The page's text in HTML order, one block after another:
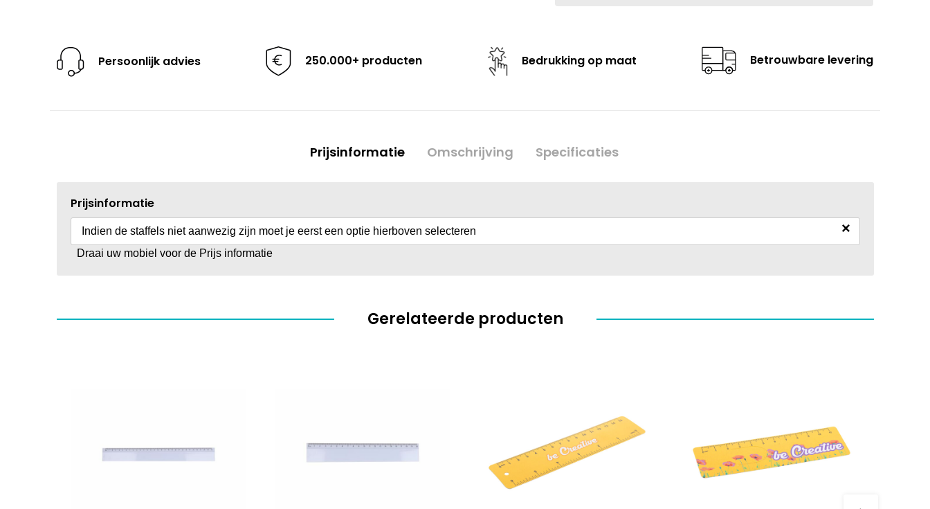
Persoonlijk advies 250.000+ producten Bedrukking op maat Betrouwbare levering
Prijsinformatie Omschrijving Specificaties
Prijsinformatie
Indien de staffels niet aanwezig zijn moet je eerst een optie hierboven selecteren ×
Draai uw mobiel voor de Prijs informatie
Gerelateerde producten